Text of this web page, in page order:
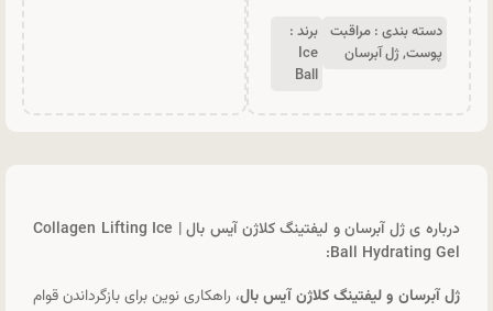
دسته بندی : مراقبت
پوست,ژل آبرسان
برند :
Ice
Ball
درباره ی ژل آبرسان و لیفتینگ کلاژن آیس بال | Collagen Lifting Ice
Ball Hydrating Gel:
ژل آبرسان و لیفتینگ کلاژن آیس بال، راهکاری نوین برای بازگرداندن قوام